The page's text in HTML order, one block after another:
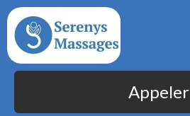
Appeler